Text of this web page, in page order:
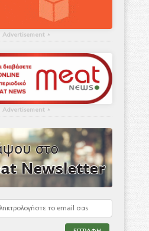
Advertisement ▴
Advertisement ▴